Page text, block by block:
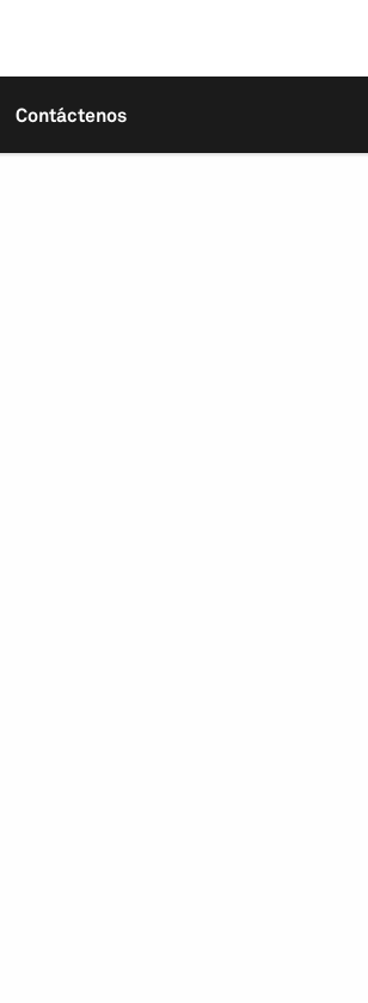
Contáctenos